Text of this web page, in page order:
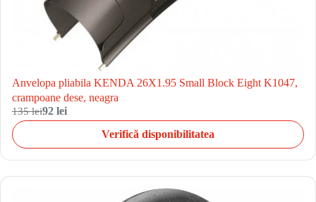
Anvelopa pliabila KENDA 26X1.95 Small Block Eight K1047,
crampoane dese, neagra
135 lei92 lei
Verifică disponibilitatea